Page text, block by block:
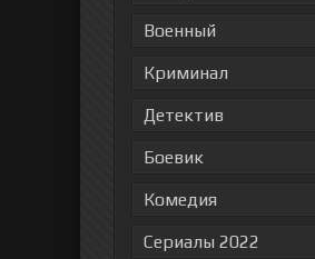
Военный
Криминал
Детектив
Боевик
Комедия
Сериалы 2022